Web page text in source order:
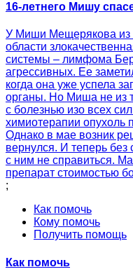
16-летнего Мишу
У Миши Мещерякова из
области
системы – лимфома
агрессивных. Ее
когда она уже успела
органы. Но Миша не из
с болезнью изо всех
химиотерапии опухоль
Однако в мае возник
вернулся. И теперь
с ним не справиться.
препарат стоимостью
;
Как помочь
Кому помочь
Получить помощь
Как помочь